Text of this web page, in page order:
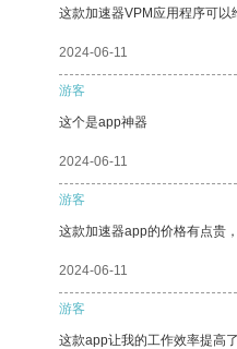
这款加速器VPM应用程序可以
2024-06-11
游客
这个是app神器
2024-06-11
游客
这款加速器app的价格有点贵
2024-06-11
游客
这款app让我的工作效率提高